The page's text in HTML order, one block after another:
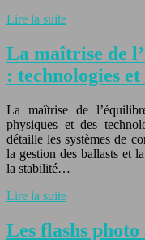
Lire la suite
La maîtrise de
: technologies
La maîtrise de
physiques et des
détaille les systèmes de
la gestion des ballasts et
la stabilité…
Lire la suite
Les flashs